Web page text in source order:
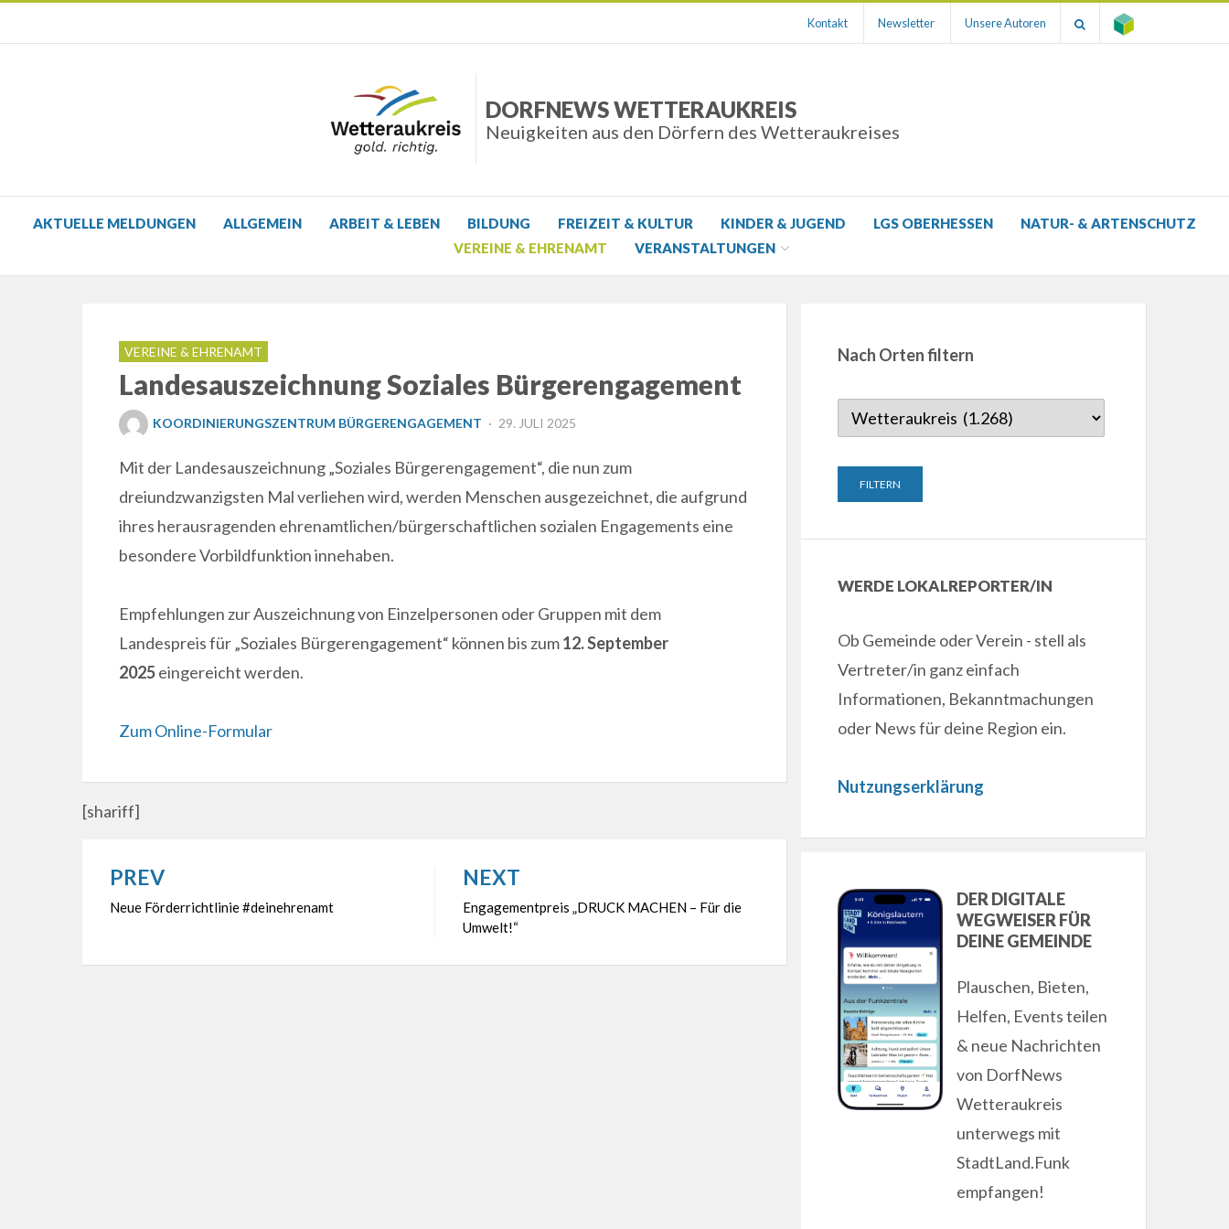
Kontakt Newsletter Unsere Autoren
DORFNEWS WETTERAUKREIS
Neuigkeiten aus den Dörfern des Wetteraukreises
AKTUELLE MELDUNGEN ALLGEMEIN ARBEIT & LEBEN BILDUNG FREIZEIT & KULTUR KINDER & JUGEND LGS OBERHESSEN
NATUR- & ARTENSCHUTZ
VEREINE & EHRENAMT
VERANSTALTUNGEN
VEREINE & EHRENAMT
Landesauszeichnung Soziales Bürgerengagement
KOORDINIERUNGSZENTRUM BÜRGERENGAGEMENT
POSTED
29. JULI 2025
Mit der Landesauszeichnung „Soziales Bürgerengagement“, die nun zum
dreiundzwanzigsten Mal verliehen wird, werden Menschen ausgezeichnet, die aufgrund
ihres herausragenden ehrenamtlichen/bürgerschaftlichen sozialen Engagements eine
besondere Vorbildfunktion innehaben.
Empfehlungen zur Auszeichnung von Einzelpersonen oder Gruppen mit dem
Landespreis für „Soziales Bürgerengagement“ können bis zum12. September
2025eingereicht werden.
Zum Online-Formular
[shariff]
Beitragsnavigation
PREV
Neue Förderrichtlinie #deinehrenamt
NEXT
Engagementpreis „DRUCK MACHEN – Für die
Umwelt!“
Nach Orten filtern
WERDE LOKALREPORTER/IN
Ob Gemeinde oder Verein - stell als
Vertreter/in ganz einfach
Informationen, Bekanntmachungen
oder News für deine Region ein.
Nutzungserklärung
DER DIGITALE
WEGWEISER FÜR
DEINE GEMEINDE
Plauschen, Bieten,
Helfen, Events teilen
& neue Nachrichten
von DorfNews
Wetteraukreis
unterwegs mit
StadtLand.Funk
empfangen!